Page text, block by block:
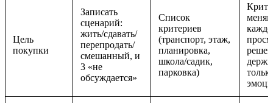
Цель
покупки
Записать
сценарий:
жить/сдавать/
перепродать/
смешанный, и
3 «не
обсуждается»
Список
критериев
(транспорт, этаж,
планировка,
школа/садик,
парковка)